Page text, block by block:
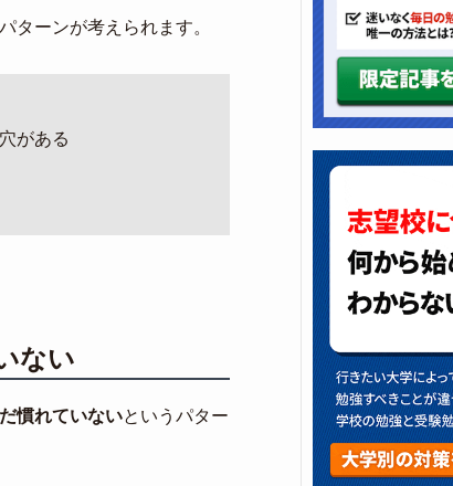
ターンが考えられます。
がある
ない
慣れていないというパター